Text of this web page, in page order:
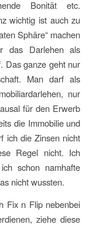
Bonität etc.
wichtig ist auch zu
Sphäre“ machen
das Darlehen als
Das ganze geht nur
Man darf als
nur
für den Erwerb
die Immobilie und
ich die Zinsen nicht
Regel nicht. Ich
schon namhafte
nicht wussten.
Fix n Flip nebenbei
ziehe diese